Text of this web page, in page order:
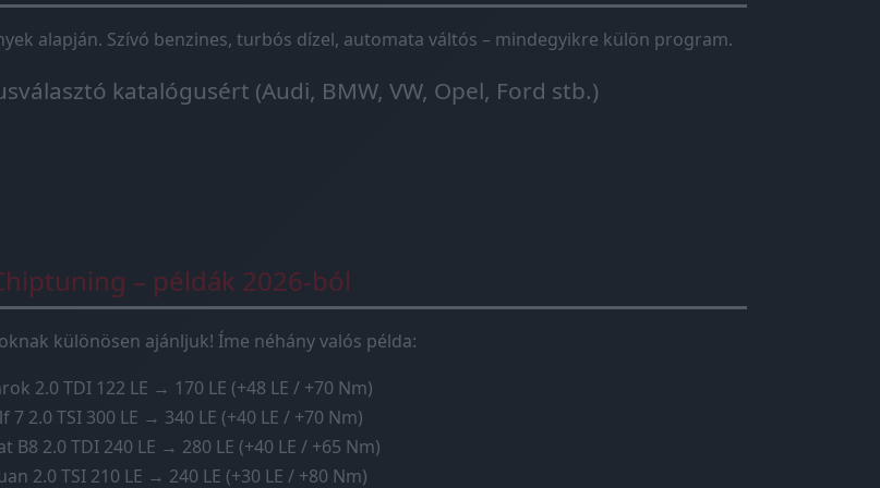
alapján. Szívó benzines, turbós dízel, automata váltós – mindegyikre külön program.
katalógusért (Audi, BMW, VW, Opel, Ford stb.)
– példák 2026-ból
különösen ajánljuk! Íme néhány valós példa:
2.0 TDI 122 LE → 170 LE (+48 LE / +70 Nm)
7 2.0 TSI 300 LE → 340 LE (+40 LE / +70 Nm)
B8 2.0 TDI 240 LE → 280 LE (+40 LE / +65 Nm)
2.0 TSI 210 LE → 240 LE (+30 LE / +80 Nm)